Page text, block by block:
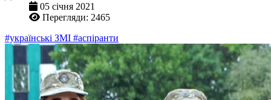
05 січня 2021
Перегляди: 2465
#українські ЗМІ #аспіранти